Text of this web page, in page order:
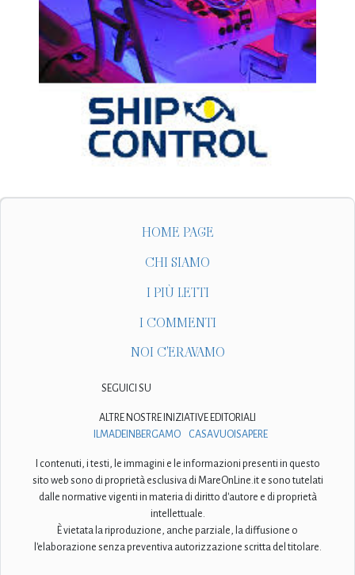
HOME PAGE
CHI SIAMO
I PIÙ LETTI
I COMMENTI
NOI C'ERAVAMO
SEGUICI SU
ALTRE NOSTRE INIZIATIVE EDITORIALI
ILMADEINBERGAMO
CASAVUOISAPERE
I contenuti, i testi, le immagini e le informazioni presenti in questo
sito web sono di proprietà esclusiva di MareOnLine.it e sono tutelati
dalle normative vigenti in materia di diritto d'autore e di proprietà
intellettuale.
È vietata la riproduzione, anche parziale, la diffusione o
l'elaborazione senza preventiva autorizzazione scritta del titolare.